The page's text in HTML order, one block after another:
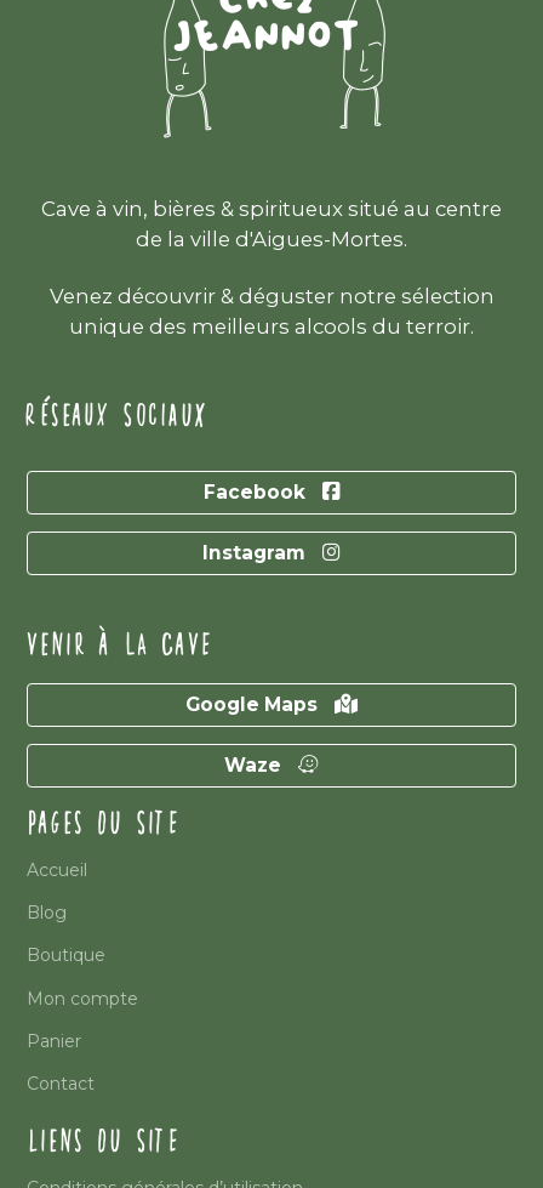
Cave à vin, bières & spiritueux situé au centre
de la ville d'Aigues-Mortes.
Venez découvrir & déguster notre sélection
unique des meilleurs alcools du terroir.
RÉSEAUX SOCIAUX
Facebook
Instagram
VENIR À LA CAVE
Google Maps
Waze
PAGES DU SITE
Accueil
Blog
Boutique
Mon compte
Panier
Contact
LIENS DU SITE